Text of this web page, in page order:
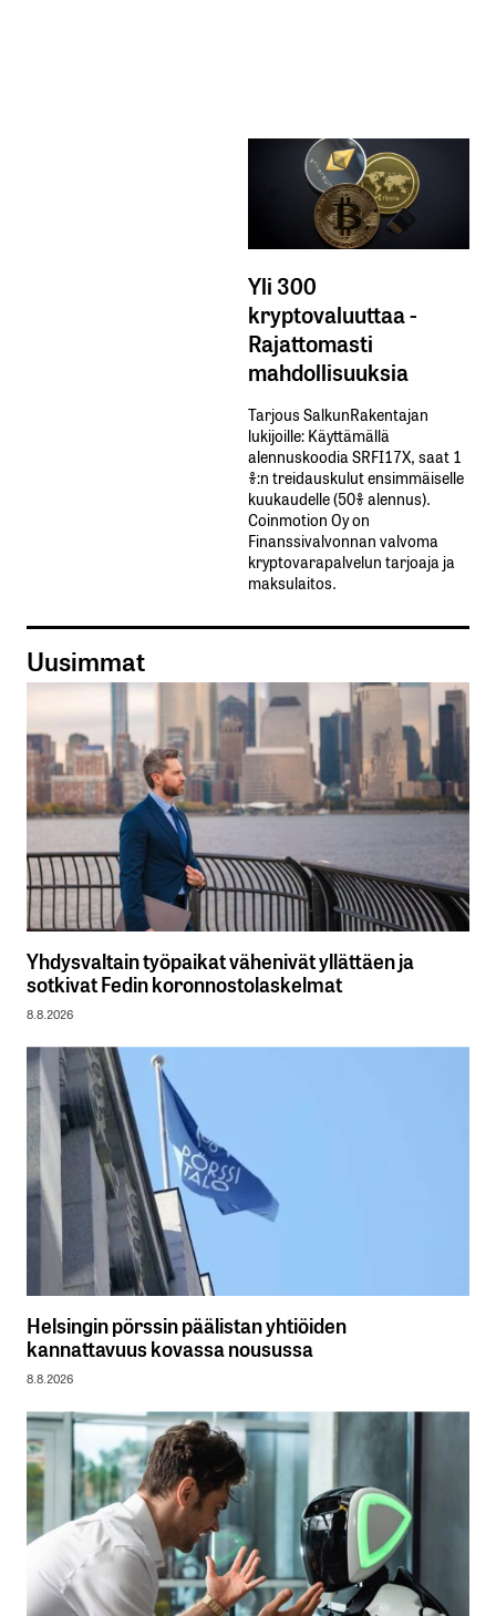
Yli 300
kryptovaluuttaa -
Rajattomasti
mahdollisuuksia
Tarjous SalkunRakentajan
lukijoille: Käyttämällä​ ​
alennuskoodia​ ​SRFI17X,​ ​saat​ ​1
%:n treidauskulut​ ​ensimmäiselle​ ​
kuukaudelle​ ​(50%​ ​alennus).
Coinmotion Oy on
Finanssivalvonnan valvoma
kryptovarapalvelun tarjoaja ja
maksulaitos.
Uusimmat
Yhdysvaltain työpaikat vähenivät yllättäen ja
sotkivat Fedin koronnostolaskelmat
8.8.2026
Helsingin pörssin päälistan yhtiöiden
kannattavuus kovassa nousussa
8.8.2026